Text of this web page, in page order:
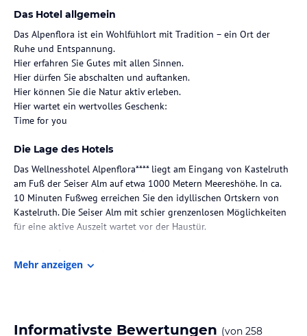
Das Hotel allgemein
Das Alpenflora ist ein Wohlfühlort mit Tradition – ein Ort der
Ruhe und Entspannung.
Hier erfahren Sie Gutes mit allen Sinnen.
Hier dürfen Sie abschalten und auftanken.
Hier können Sie die Natur aktiv erleben.
Hier wartet ein wertvolles Geschenk:
Time for you
Die Lage des Hotels
Das Wellnesshotel Alpenflora**** liegt am Eingang von Kastelruth
am Fuß der Seiser Alm auf etwa 1000 Metern Meereshöhe. In ca.
10 Minuten Fußweg erreichen Sie den idyllischen Ortskern von
Kastelruth. Die Seiser Alm mit schier grenzenlosen Möglichkeiten
für eine aktive Auszeit wartet vor der Haustür.
ganz für Sie.
Mehr anzeigen
Informativste Bewertungen (von 258